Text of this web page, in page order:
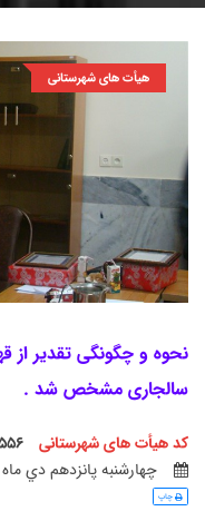
هیأت های شهرستانی
نحوه و چگونگی تقدیر از
سالجاری مشخص شد .
کد هیأت های شهرستانی
چهارشنبه پانزدهم دي ماه 1389
چاپ